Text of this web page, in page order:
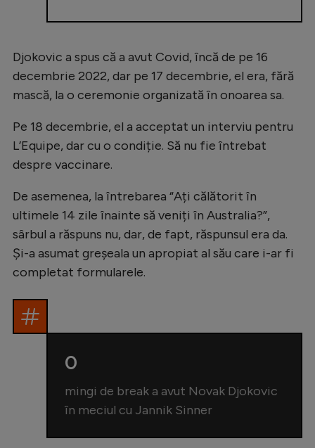
Djokovic a spus că a avut Covid, încă de pe 16
decembrie 2022, dar pe 17 decembrie, el era, fără
mască, la o ceremonie organizată în onoarea sa.
Pe 18 decembrie, el a acceptat un interviu pentru
L’Equipe, dar cu o condiție. Să nu fie întrebat
despre vaccinare.
De asemenea, la întrebarea “Ați călătorit în
ultimele 14 zile înainte să veniți în Australia?”,
sârbul a răspuns nu, dar, de fapt, răspunsul era da.
Și-a asumat greșeala un apropiat al său care i-ar fi
completat formularele.
0
mingi de break a avut Novak Djokovic
în meciul cu Jannik Sinner